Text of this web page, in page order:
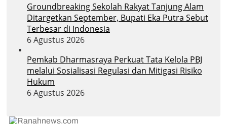
Groundbreaking Sekolah Rakyat Tanjung Alam
Ditargetkan September, Bupati Eka Putra Sebut
Terbesar di Indonesia
6 Agustus 2026
Pemkab Dharmasraya Perkuat Tata Kelola PBJ
melalui Sosialisasi Regulasi dan Mitigasi Risiko
Hukum
6 Agustus 2026